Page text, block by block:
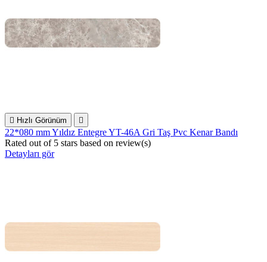
 Hızlı Görünüm 
22*080 mm Yıldız Entegre YT-46A Gri Taş Pvc Kenar Bandı
Rated out of 5 stars based on review(s)
Detayları gör